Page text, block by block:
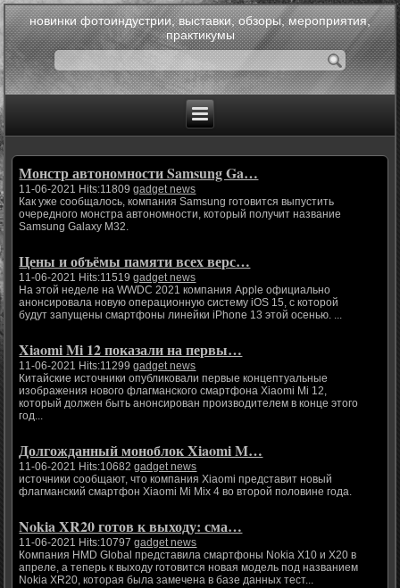
новинки фотоиндустрии, выставки, обзоры, мероприятия,
практикумы
Монстр автономности Samsung Ga…
11-06-2021 Hits:11809gadget news
Как уже сообщалось, компания Samsung готовится выпустить
очередного монстра автономности, который получит название
Samsung Galaxy M32.
Цены и объёмы памяти всех верс…
11-06-2021 Hits:11519gadget news
На этой неделе на WWDC 2021 компания Apple официально
анонсировала новую операционную систему iOS 15, с которой
будут запущены смартфоны линейки iPhone 13 этой осенью. ...
Xiaomi Mi 12 показали на первы…
11-06-2021 Hits:11299gadget news
Китайские источники опубликовали первые концептуальные
изображения нового флагманского смартфона Xiaomi Mi 12,
который должен быть анонсирован производителем в конце этого
год...
Долгожданный моноблок Xiaomi M…
11-06-2021 Hits:10682gadget news
источники сообщают, что компания Xiaomi представит новый
флагманский смартфон Xiaomi Mi Mix 4 во второй половине года.
Nokia XR20 готов к выходу: сма…
11-06-2021 Hits:10797gadget news
Компания HMD Global представила смартфоны Nokia X10 и X20 в
апреле, а теперь к выходу готовится новая модель под названием
Nokia XR20, которая была замечена в базе данных тест...